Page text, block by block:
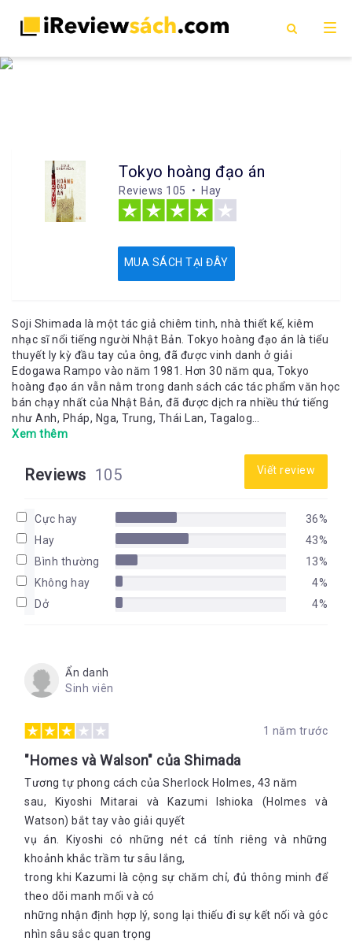
Tokyo hoàng đạo án
Reviews 105 • Hay
MUA SÁCH TẠI ĐÂY
Soji Shimada là một tác giả chiêm tinh, nhà thiết kế, kiêm
nhạc sĩ nổi tiếng người Nhật Bản. Tokyo hoàng đạo án là tiểu
thuyết ly kỳ đầu tay của ông, đã được vinh danh ở giải
Edogawa Rampo vào năm 1981. Hơn 30 năm qua, Tokyo
hoàng đạo án vẫn nằm trong danh sách các tác phẩm văn học
bán chạy nhất của Nhật Bản, đã được dịch ra nhiều thứ tiếng
như Anh, Pháp, Nga, Trung, Thái Lan, Tagalog…
Xem thêm
Reviews 105 Viết review
Cực hay
36%
Hay
43%
Bình thường
13%
Không hay
4%
Dở
4%
Ẩn danh
Sinh viên
1 năm trước
"Homes và Walson" của Shimada
Tương tự phong cách của Sherlock Holmes, 43 năm
sau, Kiyoshi Mitarai và Kazumi Ishioka (Holmes và
Watson) bắt tay vào giải quyết
vụ án. Kiyoshi có những nét cá tính riêng và những
khoảnh khắc trầm tư sâu lắng,
trong khi Kazumi là cộng sự chăm chỉ, đủ thông minh để
theo dõi manh mối và có
những nhận định hợp lý, song lại thiếu đi sự kết nối và góc
nhìn sâu sắc quan trọng